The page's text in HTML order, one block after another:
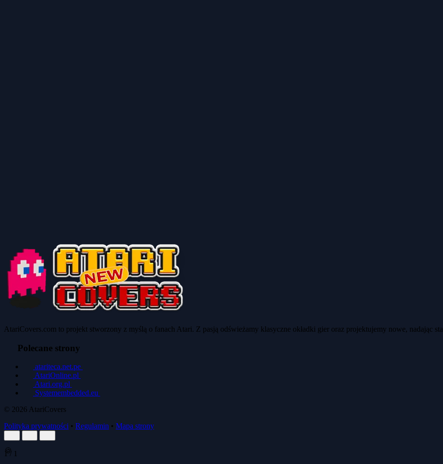
AtariCovers.com to projekt stworzony z myślą o fanach Atari. Z pasją odświeżamy klasyczne okładki gier oraz projektujemy nowe, nadając
Polecane strony
atariteca.net.pe
AtariOnline.pl
Atari.org.pl
Systemembedded.eu
© 2026 AtariCovers
Polityka prywatności • Regulamin • Mapa strony
1/ 1
🍪